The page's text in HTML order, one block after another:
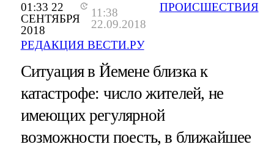
01:33 22
СЕНТЯБРЯ
2018
11:38
22.09.2018
РЕДАКЦИЯ ВЕСТИ.РУ
ПРОИСШЕСТВИЯ
Ситуация в Йемене близка к
катастрофе: число жителей, не
имеющих регулярной
возможности поесть, в ближайшее